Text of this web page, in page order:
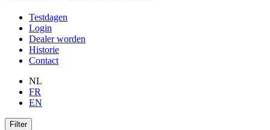
Testdagen
Login
Dealer worden
Historie
Contact
NL
FR
EN
Filter